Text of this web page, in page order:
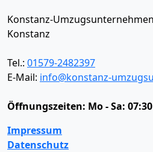
Konstanz-
Konstanz
Tel.: 01579-2482397
E-Mail: info@konstanz-
Öffnungszeiten: Mo - Sa:
Impressum
Datenschutz